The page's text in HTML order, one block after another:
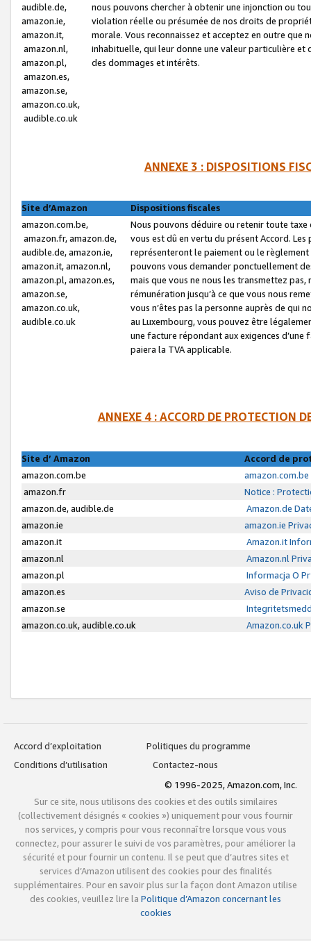
audible.de,
amazon.ie,
amazon.it,
amazon.nl,
amazon.pl,
amazon.es,
amazon.se,
amazon.co.uk,
audible.co.uk
nous pouvons chercher à obtenir une injonction ou
violation réelle ou présumée de nos droits de
morale. Vous reconnaissez et acceptez en outre que
inhabituelle, qui leur donne une valeur particulière
des dommages et intérêts.
ANNEXE 3 : DISPOSITIONS
Site d’Amazon
Dispositions fiscales
amazon.com.be,
amazon.fr, amazon.de,
audible.de, amazon.ie,
amazon.it, amazon.nl,
amazon.pl, amazon.es,
amazon.se,
amazon.co.uk,
audible.co.uk
Nous pouvons déduire ou retenir toute
vous est dû en vertu du présent Accord.
représenteront le paiement ou le
pouvons vous demander ponctuellement
mais que vous ne nous les transmettez
rémunération jusqu’à ce que vous nous
vous n’êtes pas la personne auprès de qui
au Luxembourg, vous pouvez être
une facture répondant aux exigences
paiera la TVA applicable.
ANNEXE 4 : ACCORD DE PROTECTION
Site d’ Amazon
Accord de
amazon.com.be
amazon.fr
Notice :
amazon.de, audible.de
Amazon.de
amazon.ie
amazon.ie
amazon.it
Amazon.it
amazon.nl
Amazon.nl
amazon.pl
Informacja O
amazon.es
Aviso de
amazon.se
amazon.co.uk, audible.co.uk
Amazon.co.uk
Accord d’exploitation
Politiques du programme
Conditions d’utilisation
Contactez-nous
© 1996-2025, Amazon.com, Inc.
Sur ce site, nous utilisons des cookies et des outils similaires
(collectivement désignés « cookies ») uniquement pour vous fournir
nos services, y compris pour vous reconnaître lorsque vous vous
connectez, pour assurer le suivi de vos paramètres, pour améliorer la
sécurité et pour fournir un contenu. Il se peut que d’autres sites et
services d’Amazon utilisent des cookies pour des finalités
supplémentaires. Pour en savoir plus sur la façon dont Amazon utilise
des cookies, veuillez lire la Politique d’Amazon concernant les
cookies